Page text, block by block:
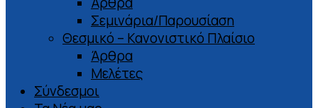
Σεμινάρια/Παρουσίαση
Θεσμικό – Κανονιστικό Πλαίσιο
Άρθρα
Μελέτες
Σύνδεσμοι